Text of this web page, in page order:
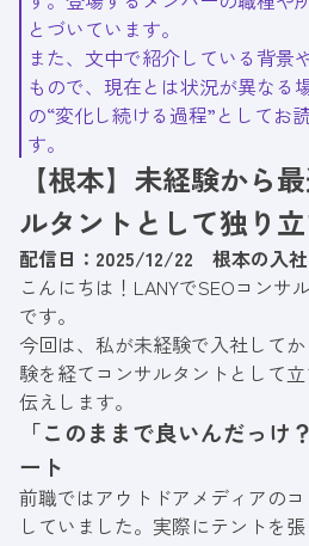
とづいています。
また、文中で紹介している背景
もので、現在とは状況が異なる
の“変化し続ける過程”としてお
す。
【根本】未経験から
ルタントとして独り
配信日：2025/12/22 根本の入
こんにちは！LANYでSEOコンサ
です。
今回は、私が未経験で入社して
験を経てコンサルタントとして
伝えします。
「このままで良いんだっけ
ート
前職ではアウトドアメディアの
していました。実際にテントを